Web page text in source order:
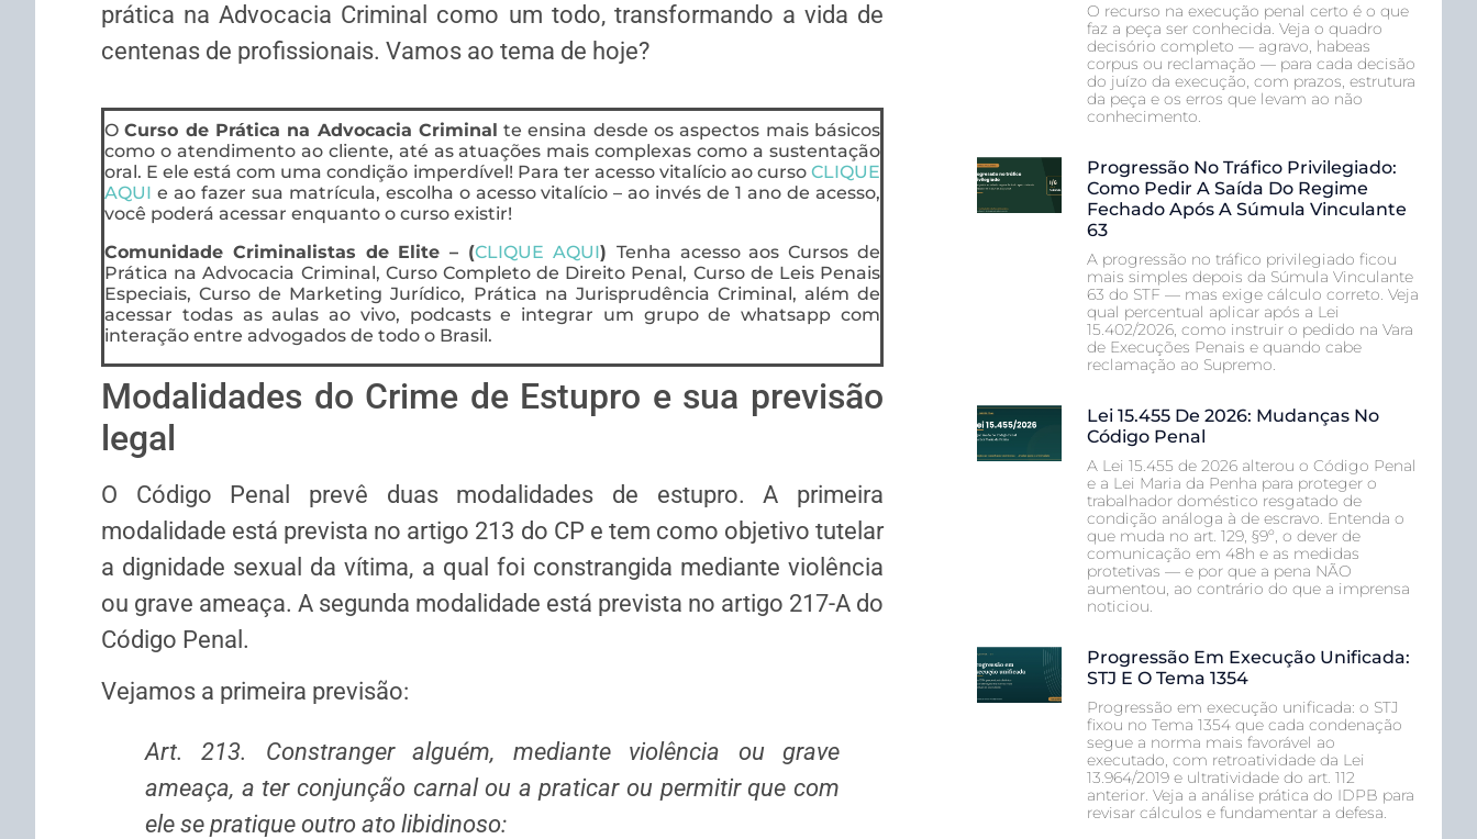
prática na Advocacia Criminal como um todo, transformando a vida de
centenas de profissionais. Vamos ao tema de hoje?
OCurso de Prática na Advocacia Criminal te ensina desde os aspectos mais básicos
como o atendimento ao cliente, até as atuações mais complexas como a sustentação
oral. E ele está com uma condição imperdível! Para ter acesso vitalício ao curso CLIQUE
AQUI e ao fazer sua matrícula, escolha o acesso vitalício – ao invés de 1 ano de acesso,
você poderá acessar enquanto o curso existir!
Comunidade Criminalistas de Elite – (CLIQUE AQUI) Tenha acesso aos Cursos de
Prática na Advocacia Criminal, Curso Completo de Direito Penal, Curso de Leis Penais
Especiais, Curso de Marketing Jurídico, Prática na Jurisprudência Criminal, além de
acessar todas as aulas ao vivo, podcasts e integrar um grupo de whatsapp com
interação entre advogados de todo o Brasil.
Modalidades do Crime de Estupro e sua previsão
legal
O Código Penal prevê duas modalidades de estupro. A primeira
modalidade está prevista no artigo 213 do CP e tem como objetivo tutelar
a dignidade sexual da vítima, a qual foi constrangida mediante violência
ou grave ameaça. A segunda modalidade está prevista no artigo 217-A do
Código Penal.
Vejamos a primeira previsão:
Art. 213. Constranger alguém, mediante violência ou grave
ameaça, a ter conjunção carnal ou a praticar ou permitir que com
ele se pratique outro ato libidinoso:
O recurso na execução penal certo é o que
faz a peça ser conhecida. Veja o quadro
decisório completo — agravo, habeas
corpus ou reclamação — para cada decisão
do juízo da execução, com prazos, estrutura
da peça e os erros que levam ao não
conhecimento.
Progressão No Tráfico Privilegiado:
Como Pedir A Saída Do Regime
Fechado Após A Súmula Vinculante
63
A progressão no tráfico privilegiado ficou
mais simples depois da Súmula Vinculante
63 do STF — mas exige cálculo correto. Veja
qual percentual aplicar após a Lei
15.402/2026, como instruir o pedido na Vara
de Execuções Penais e quando cabe
reclamação ao Supremo.
Lei 15.455 De 2026: Mudanças No
Código Penal
A Lei 15.455 de 2026 alterou o Código Penal
e a Lei Maria da Penha para proteger o
trabalhador doméstico resgatado de
condição análoga à de escravo. Entenda o
que muda no art. 129, §9º, o dever de
comunicação em 48h e as medidas
protetivas — e por que a pena NÃO
aumentou, ao contrário do que a imprensa
noticiou.
Progressão Em Execução Unificada:
STJ E O Tema 1354
Progressão em execução unificada: o STJ
fixou no Tema 1354 que cada condenação
segue a norma mais favorável ao
executado, com retroatividade da Lei
13.964/2019 e ultratividade do art. 112
anterior. Veja a análise prática do IDPB para
revisar cálculos e fundamentar a defesa.